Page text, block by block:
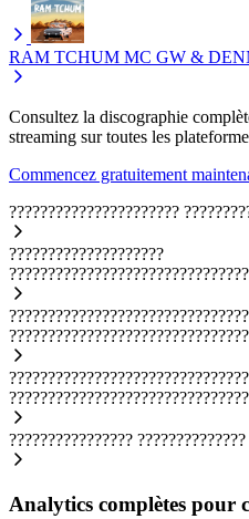
RAM TCHUM MC GW &
Consultez la discographie
streaming sur toutes les
Commencez gratuitement
??????????????????????
????????????????????
???????????????? ??????????????
Analytics complètes pour